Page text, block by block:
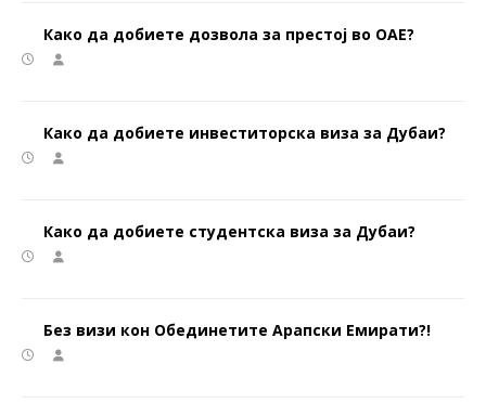
Како да добиете дозвола за престој во ОАЕ?
Како да добиете инвеститорска виза за Дубаи?
Како да добиете студентска виза за Дубаи?
Без визи кон Обединетите Арапски Емирати?!